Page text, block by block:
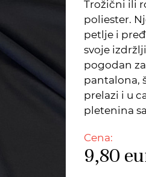
Trožični ili
poliester.
petlje i
svoje
pogodan
pantalona,
prelazi i u
pletenina
Cena:
9,80